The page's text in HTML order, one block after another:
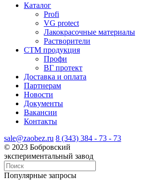
Каталог
Profi
VG protect
Лакокрасочные материалы
Растворители
CTM продукция
Профи
ВГ протект
Доставка и оплата
Партнерам
Новости
Документы
Вакансии
Контакты
sale@zaobez.ru 8 (343) 384 - 73 - 73
© 2023 Бобровский
экспериментальный завод
Популярные запросы